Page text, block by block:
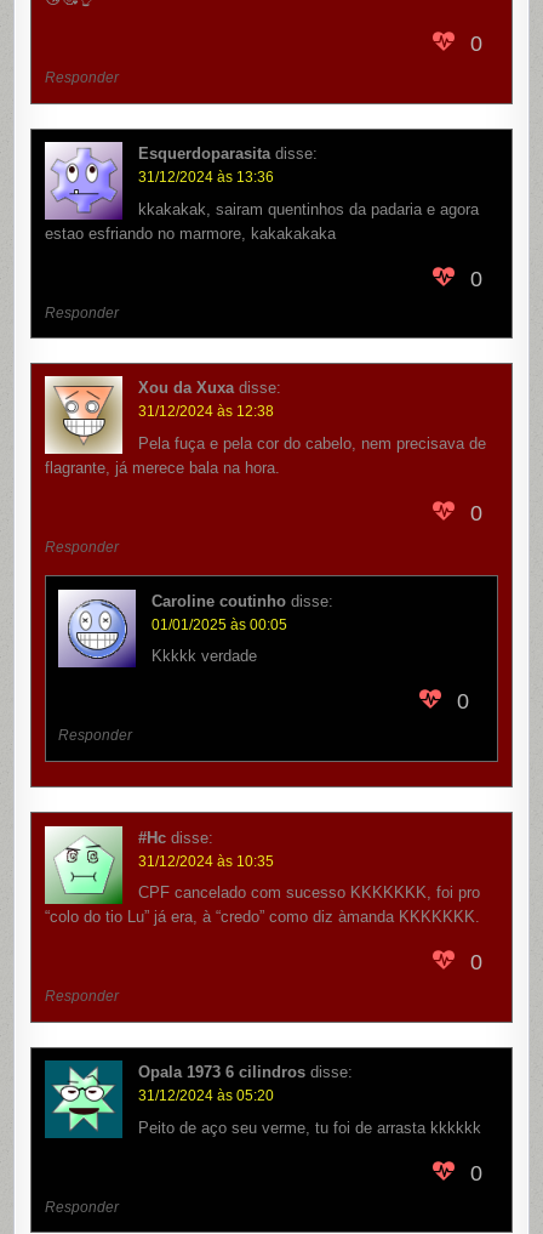
0
Responder
Esquerdoparasita disse:
31/12/2024 às 13:36
kkakakak, sairam quentinhos da padaria e agora
estao esfriando no marmore, kakakakaka
0
Responder
Xou da Xuxa disse:
31/12/2024 às 12:38
Pela fuça e pela cor do cabelo, nem precisava de
flagrante, já merece bala na hora.
0
Responder
Caroline coutinho disse:
01/01/2025 às 00:05
Kkkkk verdade
0
Responder
#Hc disse:
31/12/2024 às 10:35
CPF cancelado com sucesso KKKKKKK, foi pro
“colo do tio Lu” já era, à “credo” como diz àmanda KKKKKKK.
0
Responder
Opala 1973 6 cilindros disse:
31/12/2024 às 05:20
Peito de aço seu verme, tu foi de arrasta kkkkkk
0
Responder